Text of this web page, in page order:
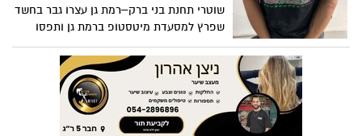
שוטרי תחנת בני ברק–רמת גן עצרו גבר בחשד
שפרץ למסעדת מיטסטופ ברמת גן ותפסו
ברשותו כסף מזומן